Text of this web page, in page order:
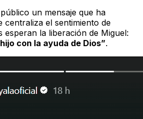
un mensaje que ha
el sentimiento de
esperan la liberación de Miguel:
con la ayuda de Dios”.